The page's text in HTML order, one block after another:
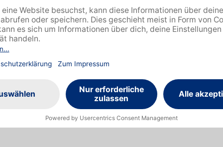
wir dir nach erfolgreich abgeschlossener
du 2 Kinder hast, die gleichzeitig in
sind, übernimmt deine Pronova BKK für das 2.
an 90 % der Kosten. Die restlichen 10 % Prozent
von uns zurück.